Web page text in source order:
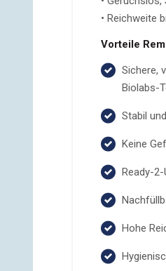
• Reichweite
Vorteile
Sichere,
Biolabs-
Stabil
Keine
Ready-
Hohe